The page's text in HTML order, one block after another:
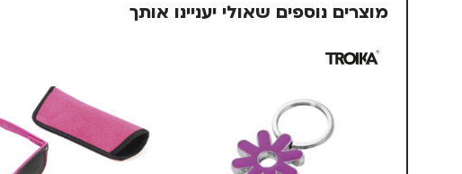
מוצרים נוספים שאולי יעניינו אותך